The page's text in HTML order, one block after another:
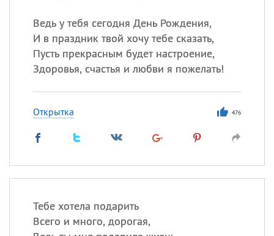
Ведь у тебя сегодня День Рождения,
И в праздник твой хочу тебе сказать,
Пусть прекрасным будет настроение,
Здоровья, счастья и любви я пожелать!
Открытка 476
Тебе хотела подарить
Всего и много, дорогая,